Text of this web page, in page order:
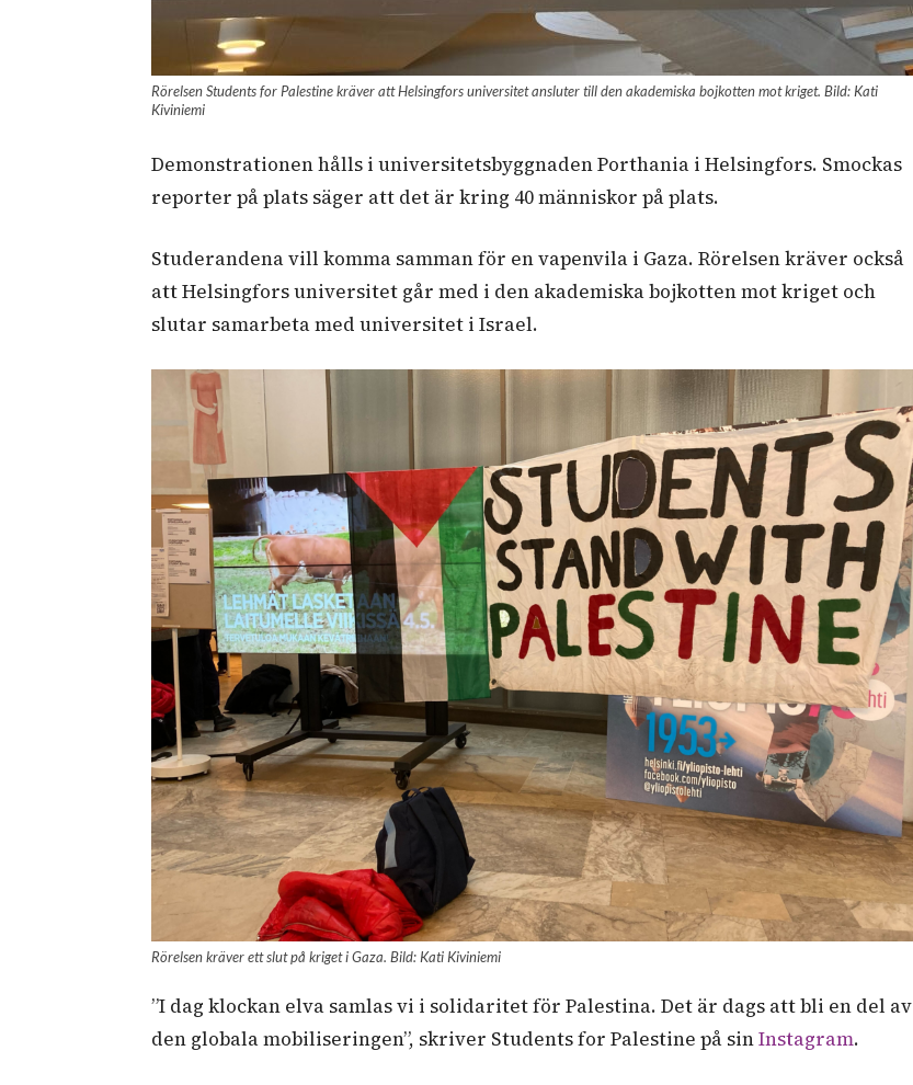
Rörelsen Students for Palestine kräver att Helsingfors universitet ansluter till den akademiska bojkotten mot kriget. Bild: Kati
Kiviniemi
Demonstrationen hålls i universitetsbyggnaden Porthania i Helsingfors. Smockas
reporter på plats säger att det är kring 40 människor på plats.
Studerandena vill komma samman för en vapenvila i Gaza. Rörelsen kräver också
att Helsingfors universitet går med i den akademiska bojkotten mot kriget och
slutar samarbeta med universitet i Israel.
Rörelsen kräver ett slut på kriget i Gaza. Bild: Kati Kiviniemi
”I dag klockan elva samlas vi i solidaritet för Palestina. Det är dags att bli en del av
den globala mobiliseringen”, skriver Students for Palestine på sinInstagram.